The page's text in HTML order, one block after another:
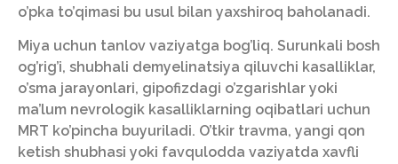
o’pka to’qimasi bu usul bilan yaxshiroq baholanadi.
Miya uchun tanlov vaziyatga bog’liq. Surunkali bosh
og’rig’i, shubhali demyelinatsiya qiluvchi kasalliklar,
o’sma jarayonlari, gipofizdagi o’zgarishlar yoki
ma’lum nevrologik kasalliklarning oqibatlari uchun
MRT ko’pincha buyuriladi. O’tkir travma, yangi qon
ketish shubhasi yoki favqulodda vaziyatda xavfli